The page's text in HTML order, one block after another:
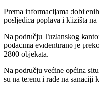
Prema informacijama
posljedica poplava i klizišta
Na području Tuzlanskog
podacima evidentirano je
2800 objekata.
Na području većine općina
su na terenu i rade na sanaciji